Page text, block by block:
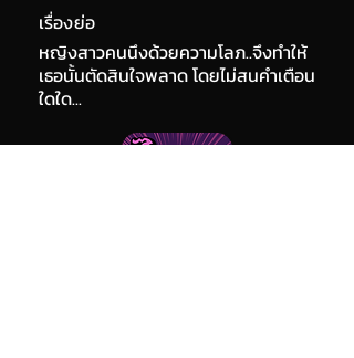
เรื่องย่อ
หญิงสาวคนนึงด้วยความโลภ..จึงทำให้
เธอนั้นตัดสินใจพลาด โดยไม่สนคำเตือน
ใดใด...